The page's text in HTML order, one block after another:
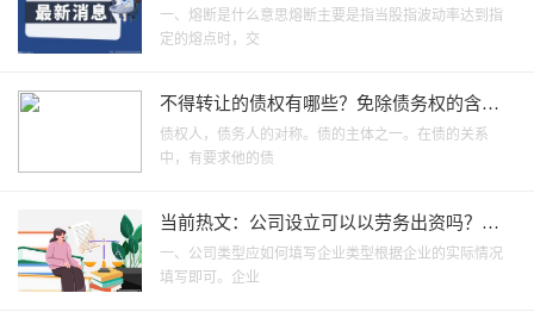
要闻
一、熔断是什么意思熔断主要是指当股指波动率达到指
定的熔点时，交
不得转让的债权有哪些？免除债务权的含义
是什么？
债权人，债务人的对称。债的主体之一。在债的关系
中，有要求他的债
当前热文：公司设立可以以劳务出资吗？公
司设立的条件有哪些？
一、公司类型应如何填写企业类型根据企业的实际情况
填写即可。企业